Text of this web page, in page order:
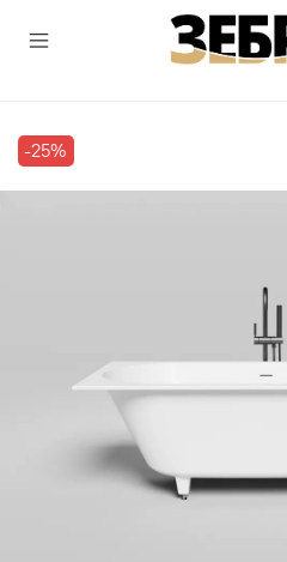
-25%